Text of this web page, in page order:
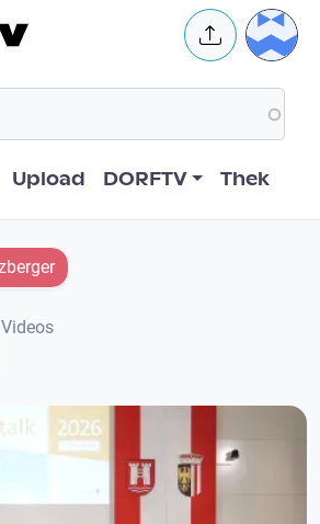
User
Upload DORFTV Thek